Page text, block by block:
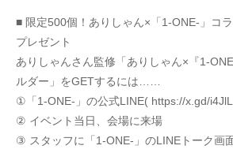
■ 限定500個！ありしゃん×「1-ONE-」コ
プレゼント
ありしゃんさん監修「ありしゃん×『1-
ルダー」をGETするには……
①「1-ONE-」の公式LINE( https://x.gd/
② イベント当日、会場に来場
③ スタッフに「1-ONE-」のLINEトーク画